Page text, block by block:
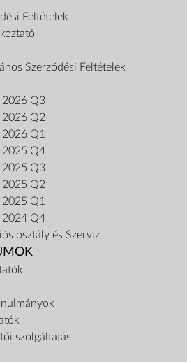
Feltételek
Szerződési Feltételek
2026 Q3
2026 Q2
Q1
2025 Q4
2025 Q3
2025 Q2
Q1
2024 Q4
osztály és Szerviz
szolgáltatás